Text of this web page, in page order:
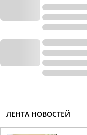
ЛЕНТА НОВОСТЕЙ